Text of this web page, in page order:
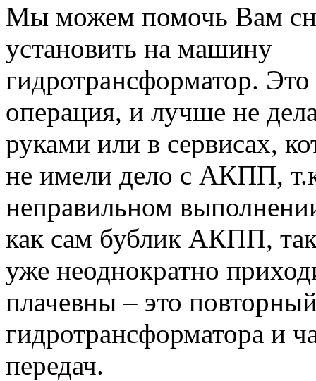
Мы можем помочь Вам
установить на машину
гидротрансформатор. Это
операция, и лучше не
руками или в сервисах,
не имели дело с АКПП,
неправильном
как сам бублик АКПП,
уже неоднократно
плачевны – это
гидротрансформатора и
передач.